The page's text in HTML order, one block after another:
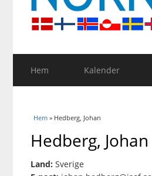
Hem Kalender
Du är här
Hem » Hedberg, Johan
Hedberg, Johan
Land: Sverige